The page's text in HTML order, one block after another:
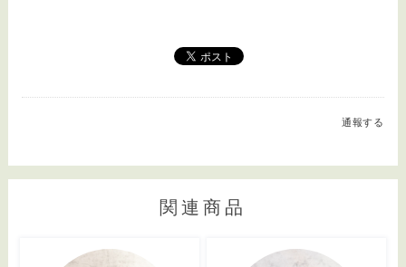
通報する
関連商品